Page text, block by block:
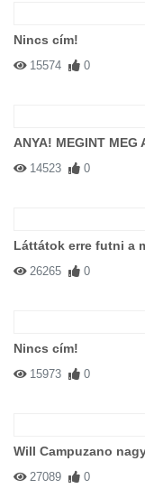
Nincs cím!
15574 0
ANYA! MEGINT MEG
14523 0
Láttátok erre futni a
26265 0
Nincs cím!
15973 0
Will Campuzano
27089 0